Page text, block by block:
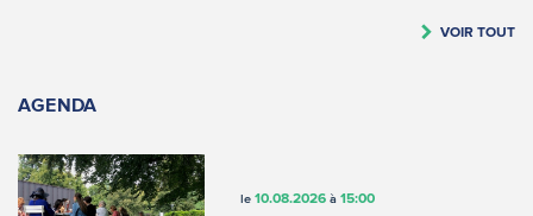
VOIR TOUT
AGENDA
le 10.08.2026à 15:00